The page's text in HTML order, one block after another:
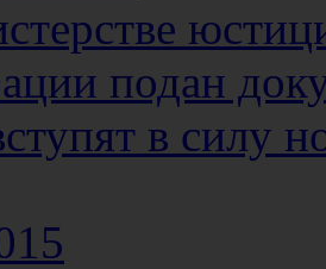
подан
в силу